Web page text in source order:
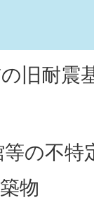
旧耐震
の不
物